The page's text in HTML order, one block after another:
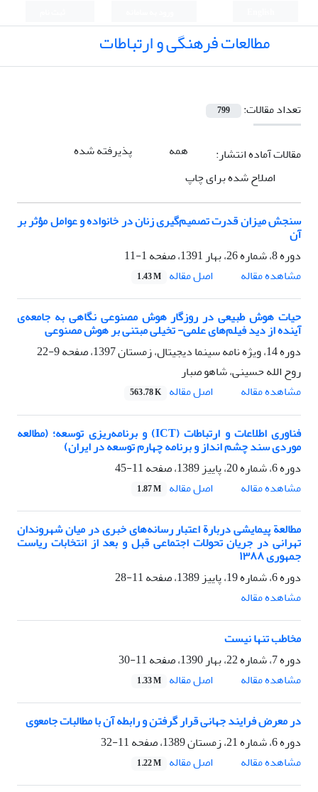
مطالعات فرهنگی و ارتباطات
تعداد مقالات: 799
مقالات آماده انتشار: همه
پذیرفته شده
اصلاح شده برای چاپ
سنجش میزان قدرت تصمیم‌گیری زنان در خانواده و عوامل مؤثر بر
آن
دوره 8، شماره 26، بهار 1391، صفحه
1-11
مشاهده مقاله
اصل مقاله 1.43 M
حیات هوش طبیعی در روزگار هوش مصنوعی نگاهی به جامعه‌ی
آینده از دید فیلم‌های علمی- تخیلی مبتنی بر هوش مصنوعی
دوره 14، ویژه نامه سینما دیجیتال، زمستان 1397، صفحه
9-22
روح الله حسینی، شاهو صبار
مشاهده مقاله
اصل مقاله 563.78 K
فناوری اطلاعات و ارتباطات (ICT) و برنامه‌ریزی توسعه؛ (مطالعه
موردی سند چشم انداز و برنامه چهارم توسعه در ایران)
دوره 6، شماره 20، پاییز 1389، صفحه
11-45
مشاهده مقاله
اصل مقاله 1.87 M
مطالعة پیمایشی دربارة اعتبار رسانه‌های خبری در میان شهروندان
تهرانی در جریان تحولات اجتماعی قبل و بعد از انتخابات ریاست
جمهوری ١٣٨٨
دوره 6، شماره 19، پاییز 1389، صفحه
11-28
مشاهده مقاله
مخاطب تنها نیست
دوره 7، شماره 22، بهار 1390، صفحه
11-30
مشاهده مقاله
اصل مقاله 1.33 M
در معرض فرایند جهانی قرار گرفتن و رابطه آن با مطالبات جامعوی
دوره 6، شماره 21، زمستان 1389، صفحه
11-32
مشاهده مقاله
اصل مقاله 1.22 M